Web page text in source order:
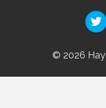
© 2026